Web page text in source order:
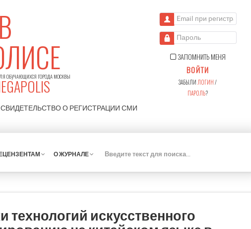
ОБУЧАЮЩИХСЯ ГОРОДА МОСКВЫ
СВИДЕТЕЛЬСТВО О РЕГИСТРАЦИИ СМИ
Email при регистрации
Пароль
ЗАПОМНИТЬ МЕНЯ
ВОЙТИ
ЗАБЫЛИ ЛОГИН/
ПАРОЛЬ?
О ЖУРНАЛЕ
К
технологий искусственного